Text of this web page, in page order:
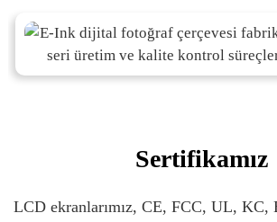
Sertifikamız
LCD ekranlarımız, CE, FCC, UL, KC,